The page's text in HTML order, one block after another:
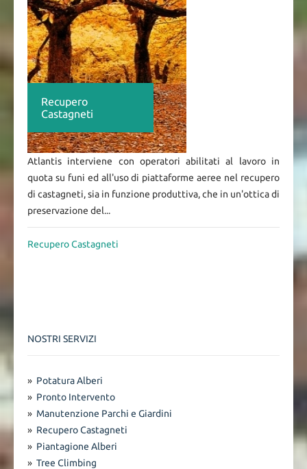
Recupero
Castagneti
Atlantis interviene con operatori abilitati al lavoro in
quota su funi ed all'uso di piattaforme aeree nel recupero
di castagneti, sia in funzione produttiva, che in un'ottica di
preservazione del...
Recupero Castagneti
NOSTRI SERVIZI
» Potatura Alberi
» Pronto Intervento
» Manutenzione Parchi e Giardini
» Recupero Castagneti
» Piantagione Alberi
» Tree Climbing